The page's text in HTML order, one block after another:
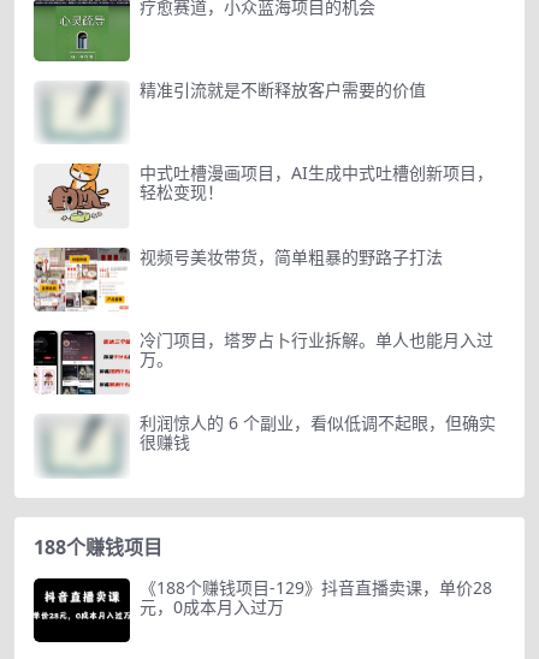
疗愈赛道，小众蓝海项目的机会
精准引流就是不断释放客户需要的价值
中式吐槽漫画项目，AI生成中式吐槽创新项目，
轻松变现！
视频号美妆带货，简单粗暴的野路子打法
冷门项目，塔罗占卜行业拆解。单人也能月入过
万。
利润惊人的 6 个副业，看似低调不起眼，但确实
很赚钱
188个赚钱项目
《188个赚钱项目-129》抖音直播卖课，单价28
元，0成本月入过万